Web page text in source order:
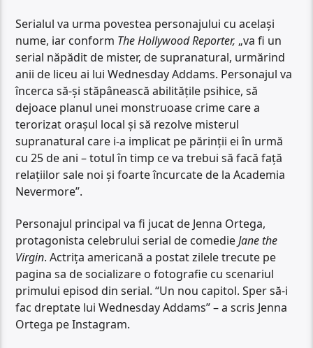
Serialul va urma povestea personajului cu același
nume, iar conform The Hollywood Reporter, „va fi un
serial năpădit de mister, de supranatural, urmărind
anii de liceu ai lui Wednesday Addams. Personajul va
încerca să-și stăpânească abilitățile psihice, să
dejoace planul unei monstruoase crime care a
terorizat orașul local și să rezolve misterul
supranatural care i-a implicat pe părinții ei în urmă
cu 25 de ani – totul în timp ce va trebui să facă față
relațiilor sale noi și foarte încurcate de la Academia
Nevermore”.
Personajul principal va fi jucat de Jenna Ortega,
protagonista celebrului serial de comedieJane the
Virgin. Actrița americană a postat zilele trecute pe
pagina sa de socializare o fotografie cu scenariul
primului episod din serial. “Un nou capitol. Sper să-i
fac dreptate lui Wednesday Addams” – a scris Jenna
Ortega pe Instagram.